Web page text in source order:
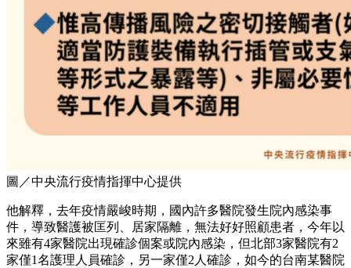
圖／中央流行疫情指揮中心提供
他解釋，去年疫情嚴峻時期，國內許多醫院發生院內感染事
件，導致醫護被匡列、居家隔離，無法好好照顧患者，今年以
來雖有4家醫院出現確診個案或院內感染，但北部3家醫院有2
家僅1名護理人員確診，另一家僅2人確診，如今的台南某醫院